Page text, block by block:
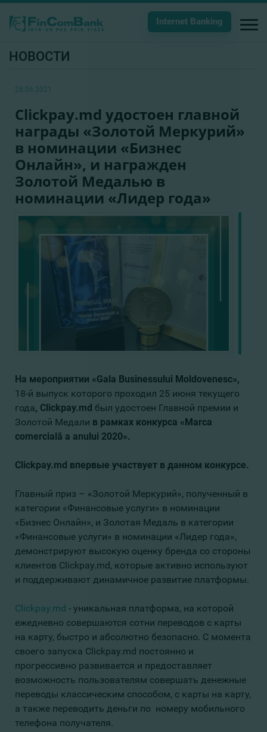
Internet Banking
НОВОСТИ
28.06.2021
Clickpay.md удостоен главной
награды «Золотой Меркурий»
в номинации «Бизнес
Онлайн», и награжден
Золотой Медалью в
номинации «Лидер года»
На мероприятии «Gala Businessului Moldovenesc»,
18-й выпуск которого проходил 25 июня текущего
года, Clickpay.md был удостоен Главной премии и
Золотой Медали в рамках конкурса «Marca
comercială a anului 2020».
Clickpay.md впервые участвует в данном конкурсе.
Главный приз – «Золотой Меркурий», полученный в
категории «Финансовые услуги» в номинации
«Бизнес Онлайн», и Золотая Медаль в категории
«Финансовые услуги» в номинации «Лидер года»,
демонстрируют высокую оценку бренда со стороны
клиентов Clickpay.md, которые активно используют
и поддерживают динамичное развитие платформы.
Clickpay.md - уникальная платформа, на которой
ежедневно совершаются сотни переводов с карты
на карту, быстро и абсолютно безопасно. С момента
своего запуска Clickpay.md постоянно и
прогрессивно развивается и предоставляет
возможность пользователям совершать денежные
переводы классическим способом, с карты на карту,
а также переводить деньги по номеру мобильного
телефона получателя.